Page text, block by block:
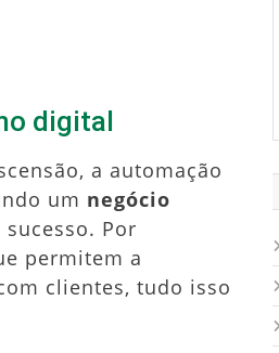
digital
a automação
um negócio
Por
permitem a
clientes, tudo isso